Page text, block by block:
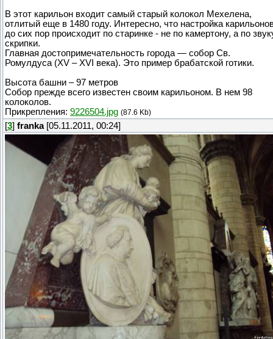
В этот карильон входит самый старый колокол Мехелена,
отлитый еще в 1480 году. Интересно, что настройка
до сих пор происходит по старинке - не по камертону, а по
скрипки.
Главная достопримечательность города — собор Св.
Ромулдуса (XV – XVI века). Это пример брабатской готики.
Высота башни – 97 метров
Собор прежде всего известен своим карильоном. В нем 98
колоколов.
Прикрепления: 9226504.jpg (87.6 Kb)
[3] franka[05.11.2011, 00:24]